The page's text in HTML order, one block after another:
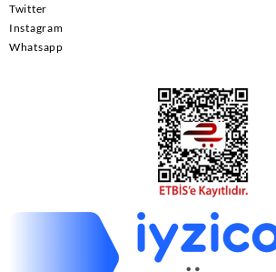
Twitter
Instagram
Whatsapp